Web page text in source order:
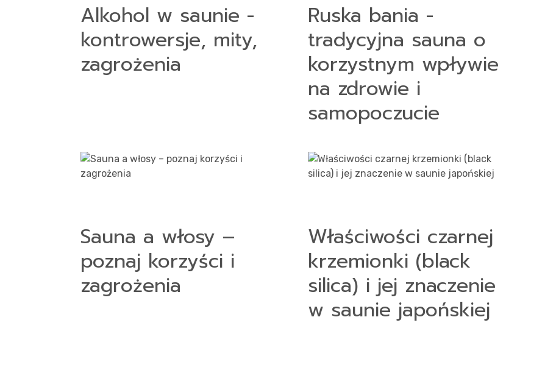
Alkohol w saunie -
kontrowersje, mity,
zagrożenia
Ruska bania -
tradycyjna sauna o
korzystnym wpływie
na zdrowie i
samopoczucie
Sauna a włosy –
poznaj korzyści i
zagrożenia
Właściwości czarnej
krzemionki (black
silica) i jej znaczenie
w saunie japońskiej